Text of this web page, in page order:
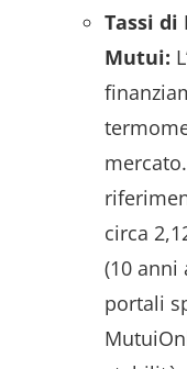
Tassi di
Mutui:
circa
(10 anni
portali